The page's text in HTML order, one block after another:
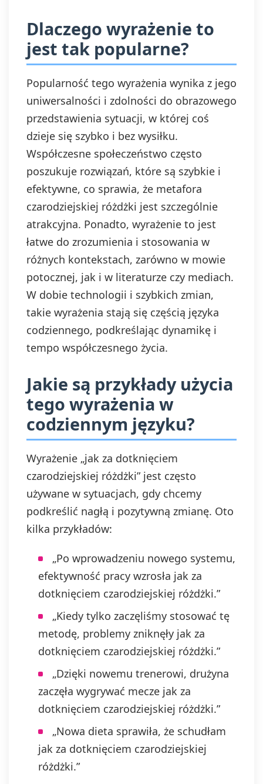
Dlaczego wyrażenie to
jest tak popularne?
Popularność tego wyrażenia wynika z jego
uniwersalności i zdolności do obrazowego
przedstawienia sytuacji, w której coś
dzieje się szybko i bez wysiłku.
Współczesne społeczeństwo często
poszukuje rozwiązań, które są szybkie i
efektywne, co sprawia, że metafora
czarodziejskiej różdżki jest szczególnie
atrakcyjna. Ponadto, wyrażenie to jest
łatwe do zrozumienia i stosowania w
różnych kontekstach, zarówno w mowie
potocznej, jak i w literaturze czy mediach.
W dobie technologii i szybkich zmian,
takie wyrażenia stają się częścią języka
codziennego, podkreślając dynamikę i
tempo współczesnego życia.
Jakie są przykłady użycia
tego wyrażenia w
codziennym języku?
Wyrażenie „jak za dotknięciem
czarodziejskiej różdżki” jest często
używane w sytuacjach, gdy chcemy
podkreślić nagłą i pozytywną zmianę. Oto
kilka przykładów:
„Po wprowadzeniu nowego systemu,
efektywność pracy wzrosła jak za
dotknięciem czarodziejskiej różdżki.”
„Kiedy tylko zaczęliśmy stosować tę
metodę, problemy zniknęły jak za
dotknięciem czarodziejskiej różdżki.”
„Dzięki nowemu trenerowi, drużyna
zaczęła wygrywać mecze jak za
dotknięciem czarodziejskiej różdżki.”
„Nowa dieta sprawiła, że schudłam
jak za dotknięciem czarodziejskiej
różdżki.”